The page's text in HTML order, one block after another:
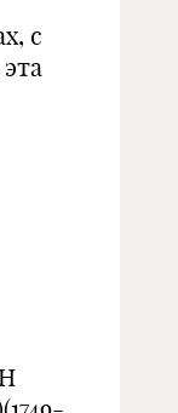
с